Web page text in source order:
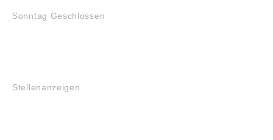
Sonntag Geschlossen
Stellenanzeigen